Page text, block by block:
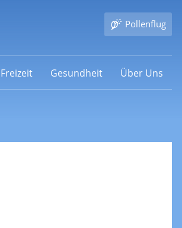
Pollenflug
Gesundheit Über Uns